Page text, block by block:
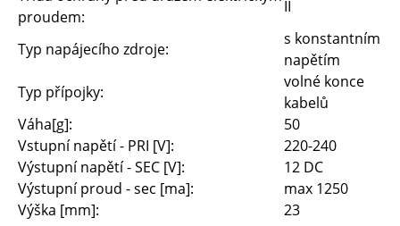
proudem:
II
Typ napájecího zdroje:
s konstantním
napětím
Typ přípojky:
volné konce
kabelů
Váha[g]:
50
Vstupní napětí - PRI [V]:
220-240
Výstupní napětí - SEC [V]:
12 DC
Výstupní proud - sec [ma]:
max 1250
Výška [mm]:
23